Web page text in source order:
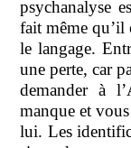
psychanalyse
fait même qu’il
le langage.
une perte, car
demander à
manque et
lui. Les